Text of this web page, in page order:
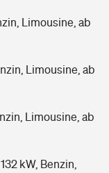
Limousine, ab
Limousine, ab
Limousine, ab
kW, Benzin,